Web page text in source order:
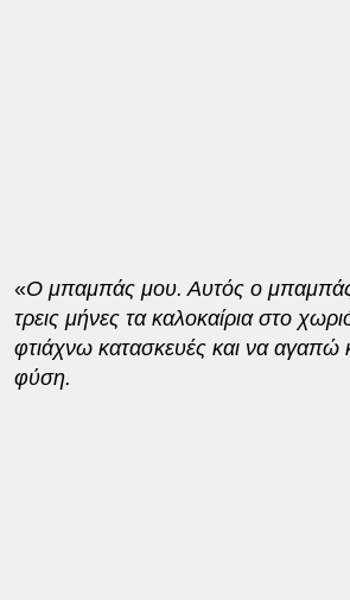
«Ο μπαμπάς μου. Αυτός ο
τρεις μήνες τα καλοκαίρια στο
φτιάχνω κατασκευές και να αγαπώ
φύση.